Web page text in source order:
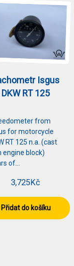
Isgus
DKW RT 125
from
for motorcycle
RT 125 n.a. (cast
engine block)
of…
3,725Kč
Přidat do košíku